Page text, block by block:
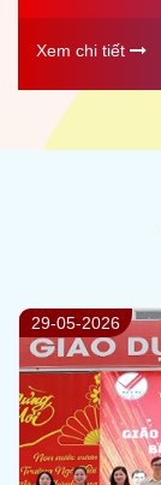
Xem chi tiết
23-05-2026